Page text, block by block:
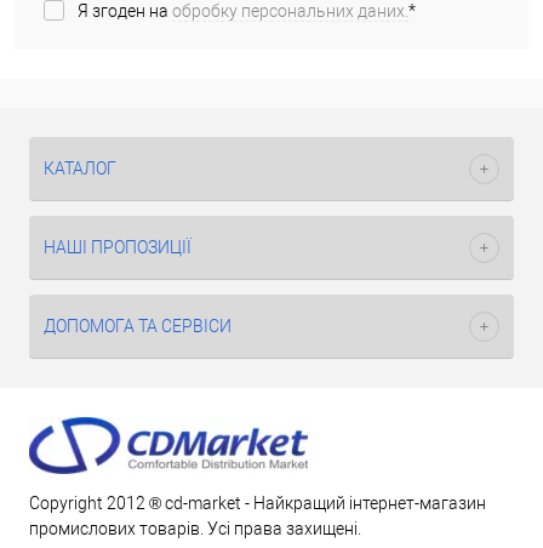
Я згоден на обробку персональних даних.*
КАТАЛОГ
НАШІ ПРОПОЗИЦІЇ
ДОПОМОГА ТА СЕРВІСИ
Copyright 2012 ® cd-market - Найкращий інтернет-магазин
промислових товарів. Усі права захищені.